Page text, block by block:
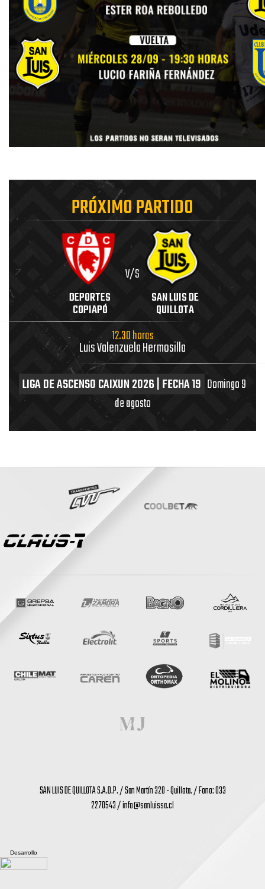
PRÓXIMO PARTIDO
DEPORTES
COPIAPÓ
V/S
SAN LUIS DE
QUILLOTA
12.30 horas
Luis Valenzuela Hermosilla
LIGA DE ASCENSO CAIXUN 2026 | FECHA 19 Domingo 9
de agosto
SAN LUIS DE QUILLOTA S.A.D.P. / San Martín 320 - Quillota. / Fono: 033
2270543 /info@sanluissa.cl
Desarrollo